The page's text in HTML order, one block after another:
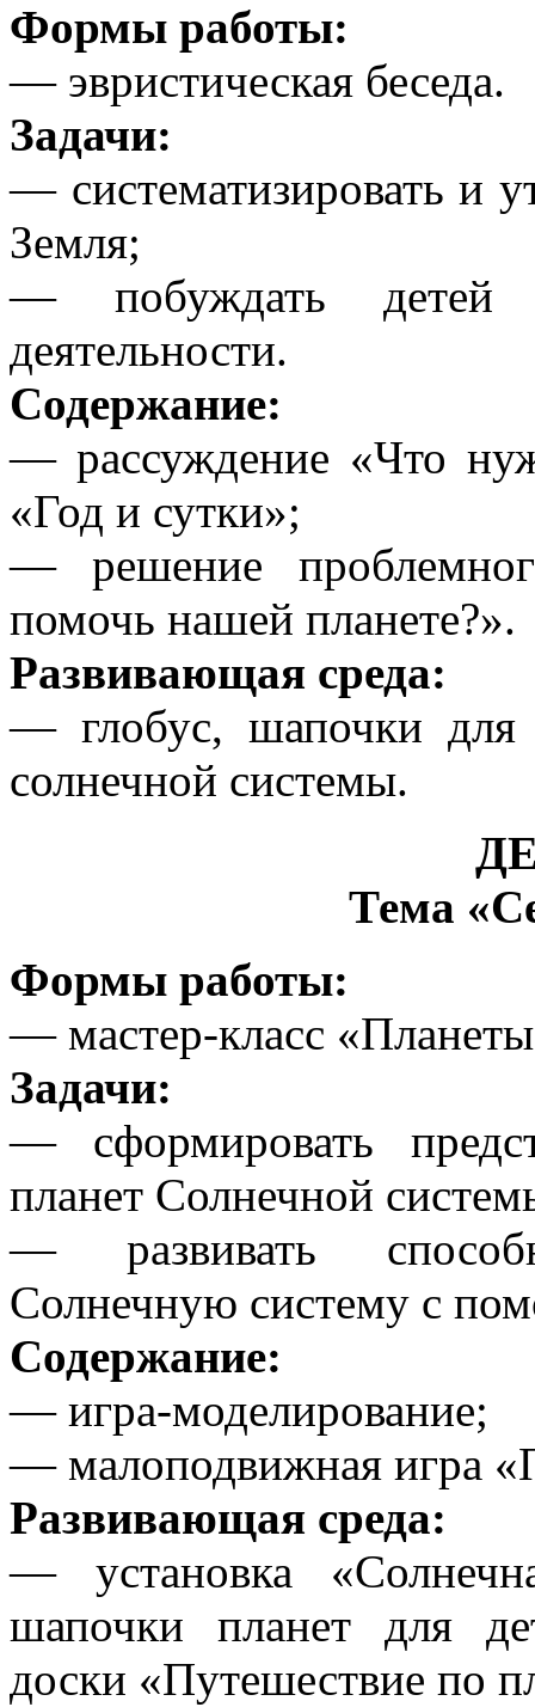
Формы работы:
— эвристическая беседа.
Задачи:
— систематизировать и
Земля;
— побуждать детей
деятельности.
Содержание:
— рассуждение «Что
«Год и сутки»;
— решение
помочь нашей планете?».
Развивающая среда:
— глобус, шапочки для
солнечной системы.
Тема
Формы работы:
— мастер-класс
Задачи:
— сформировать
планет Солнечной
— развивать
Солнечную систему с
Содержание:
— игра-моделирование;
— малоподвижная игра
Развивающая среда:
— установка
шапочки планет для
доски «Путешествие по